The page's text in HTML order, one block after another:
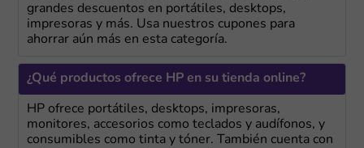
grandes descuentos en portátiles, desktops,
impresoras y más. Usa nuestros cupones para
ahorrar aún más en esta categoría.
¿Qué productos ofrece HP en su tienda online?
HP ofrece portátiles, desktops, impresoras,
monitores, accesorios como teclados y audífonos, y
consumibles como tinta y tóner. También cuenta con